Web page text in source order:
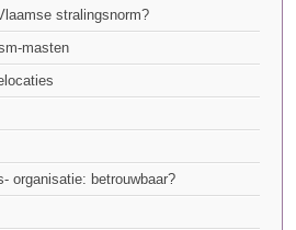
stralingsnorm?
masten
organisatie: betrouwbaar?